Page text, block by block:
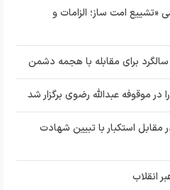
«تشییع امت ساز؛ الزامات و
سالگرد برای مقابله با هجمه دشمن
در موقوفه عبدالله رضوی برگزار شد
استکبار با تبیین شهادت
انقلاب